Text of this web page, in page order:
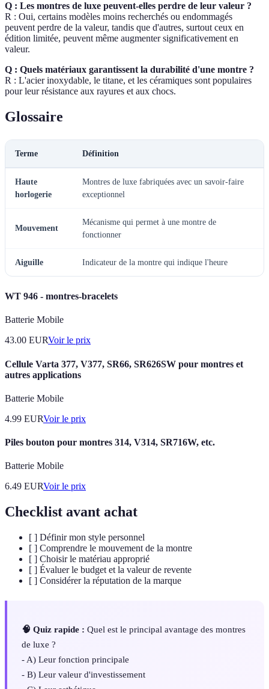
Q : Les montres de luxe peuvent-elles perdre de leur valeur ?
R : Oui, certains modèles moins recherchés ou endommagés
peuvent perdre de la valeur, tandis que d'autres, surtout ceux en
édition limitée, peuvent même augmenter significativement en
valeur.
Q : Quels matériaux garantissent la durabilité d'une montre ?
R : L'acier inoxydable, le titane, et les céramiques sont populaires
pour leur résistance aux rayures et aux chocs.
Glossaire
Terme Définition
Haute
horlogerie
Montres de luxe fabriquées avec un savoir-faire
exceptionnel
Mouvement
Mécanisme qui permet à une montre de
fonctionner
Aiguille Indicateur de la montre qui indique l'heure
WT 946 - montres-bracelets
Batterie Mobile
43.00 EURVoir le prix
Cellule Varta 377, V377, SR66, SR626SW pour montres et
autres applications
Batterie Mobile
4.99 EURVoir le prix
Piles bouton pour montres 314, V314, SR716W, etc.
Batterie Mobile
6.49 EURVoir le prix
Checklist avant achat
[ ] Définir mon style personnel
[ ] Comprendre le mouvement de la montre
[ ] Choisir le matériau approprié
[ ] Évaluer le budget et la valeur de revente
[ ] Considérer la réputation de la marque
🧠 Quiz rapide : Quel est le principal avantage des montres
de luxe ?
- A) Leur fonction principale
- B) Leur valeur d'investissement